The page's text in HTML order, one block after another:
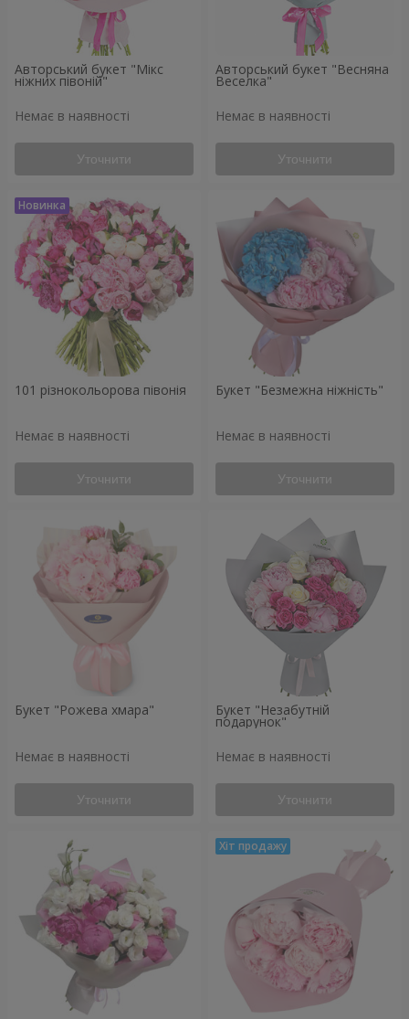
Авторський букет "Мікс
ніжних півоній"
Немає в наявності
Уточнити
Авторський букет "Весняна
Веселка"
Немає в наявності
Уточнити
101 різнокольорова півонія
Немає в наявності
Уточнити
Букет "Безмежна ніжність"
Немає в наявності
Уточнити
Букет "Рожева хмара"
Немає в наявності
Уточнити
Букет "Незабутній
подарунок"
Немає в наявності
Уточнити